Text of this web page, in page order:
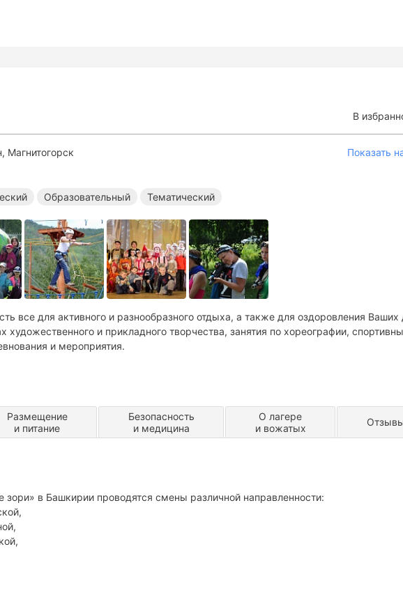
В
Магнитогорск
Показать
Образовательный Тематический
все для активного и разнообразного отдыха, а также для оздоровления Ваших
художественного и прикладного творчества, занятия по хореографии,
и мероприятия.
Размещение
и питание
Безопасность
и медицина
О лагере
и вожатых
зори» в Башкирии проводятся смены различной направленности: